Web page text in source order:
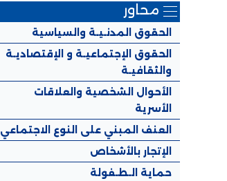
محاور
الحقوق المدنـيـة والسياسية
الحقوق الإجتماعيـة و الإقتصاديـة
والثقافيـة
الأحوال الشخصية والعلاقات
الأسرية
العنف المبني على النوع الاجتماعي
الإتجار بالأشخاص
حماية الـطـفولة